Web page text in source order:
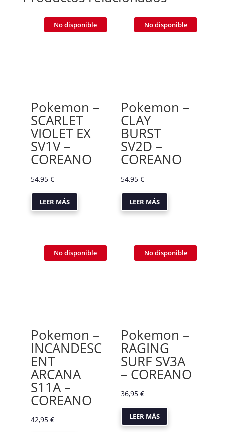
Pokemon –
SCARLET
VIOLET EX
SV1V –
COREANO
54,95 €
LEER MÁS
No disponible
Pokemon –
CLAY
BURST
SV2D –
COREANO
54,95 €
LEER MÁS
No disponible
Pokemon –
INCANDESC
ENT
ARCANA
S11A –
COREANO
42,95 €
No disponible
Pokemon –
RAGING
SURF SV3A
– COREANO
36,95 €
LEER MÁS
No disponible